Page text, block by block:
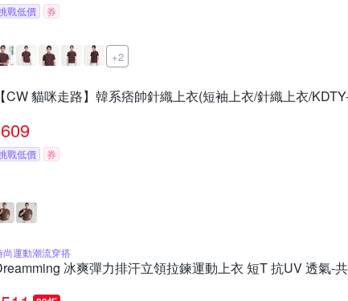
戰低價 券
+2
CW 貓咪走路】韓系痞帥針織上衣(短袖上衣/針織上衣/
609
戰低價 券
尚運動潮流穿搭
冰爽彈力排汗立領拉鍊運動上衣 短T 抗UV 透氣-